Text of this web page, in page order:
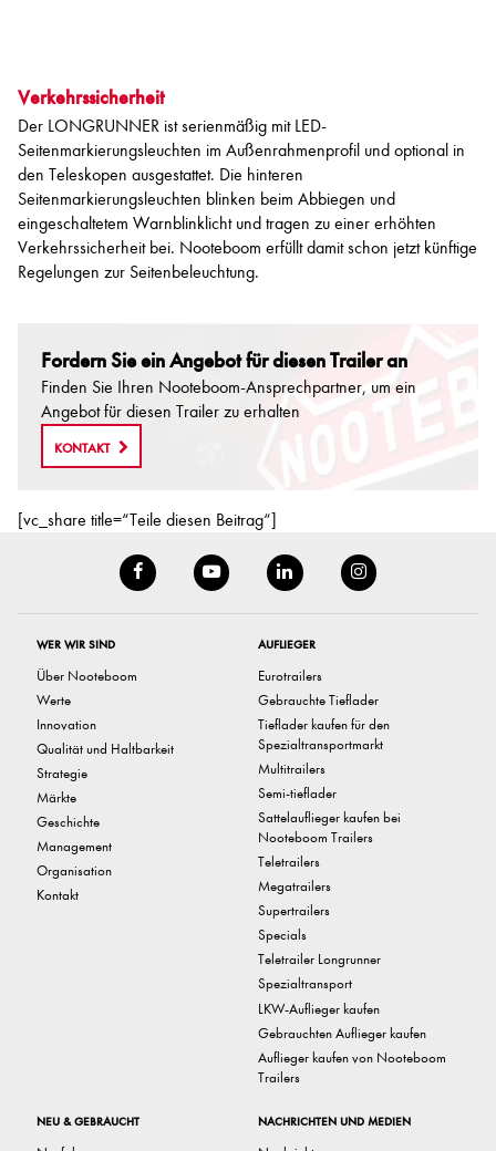
Verkehrssicherheit
Der LONGRUNNER ist serienmäßig mit LED-
Seitenmarkierungsleuchten im Außenrahmenprofil und optional in
den Teleskopen ausgestattet. Die hinteren
Seitenmarkierungsleuchten blinken beim Abbiegen und
eingeschaltetem Warnblinklicht und tragen zu einer erhöhten
Verkehrssicherheit bei. Nooteboom erfüllt damit schon jetzt künftige
Regelungen zur Seitenbeleuchtung.
Fordern Sie ein Angebot für diesen Trailer an
Finden Sie Ihren Nooteboom-Ansprechpartner, um ein
Angebot für diesen Trailer zu erhalten
KONTAKT
[vc_share title=“Teile diesen Beitrag“]
WER WIR SIND
Über Nooteboom
Werte
Innovation
Qualität und Haltbarkeit
Strategie
Märkte
Geschichte
Management
Organisation
Kontakt
AUFLIEGER
Eurotrailers
Gebrauchte Tieflader
Tieflader kaufen für den
Spezialtransportmarkt
Multitrailers
Semi-tieflader
Sattelauflieger kaufen bei
Nooteboom Trailers
Teletrailers
Megatrailers
Supertrailers
Specials
Teletrailer Longrunner
Spezialtransport
LKW-Auflieger kaufen
Gebrauchten Auflieger kaufen
Auflieger kaufen von Nooteboom
Trailers
NEU & GEBRAUCHT NACHRICHTEN UND MEDIEN